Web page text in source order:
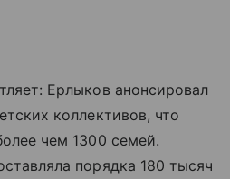
Ерлыков анонсировал
коллективов, что
чем 1300 семей.
порядка 180 тысяч